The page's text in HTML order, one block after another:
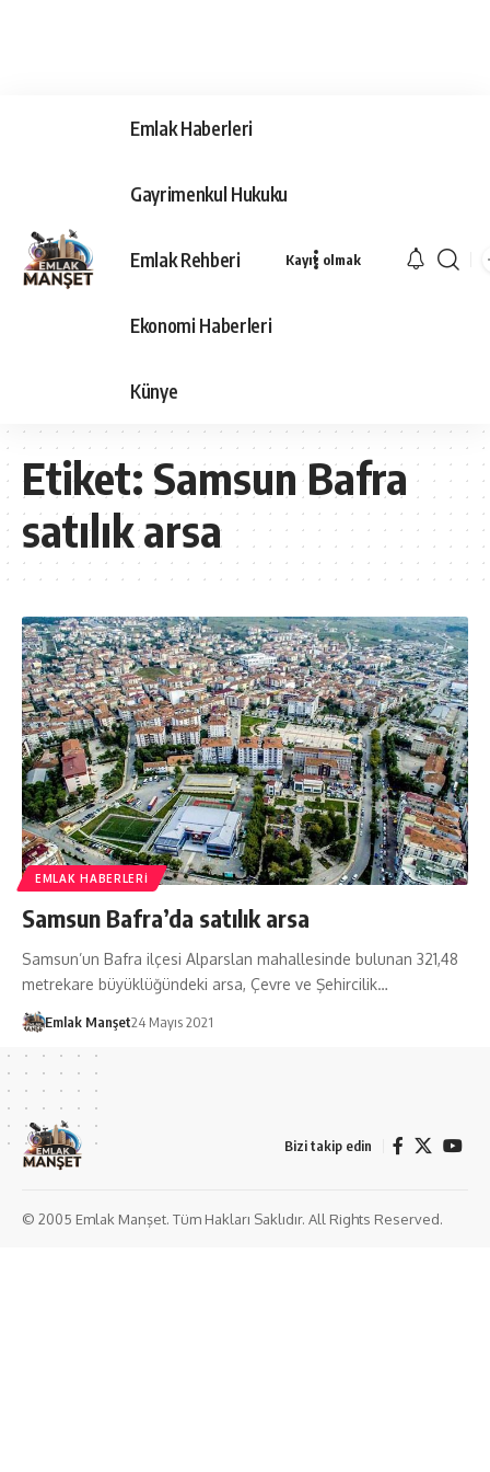
Emlak Haberleri
Gayrimenkul Hukuku
Emlak Rehberi
Ekonomi Haberleri
Künye
Kayıt olmak
Etiket: Samsun Bafra
satılık arsa
EMLAK HABERLERI
Samsun Bafra’da satılık arsa
Samsun’un Bafra ilçesi Alparslan mahallesinde bulunan 321,48
metrekare büyüklüğündeki arsa, Çevre ve Şehircilik…
Emlak Manşet24 Mayıs 2021
Bizi takip edin
© 2005 Emlak Manşet. Tüm Hakları Saklıdır. All Rights Reserved.